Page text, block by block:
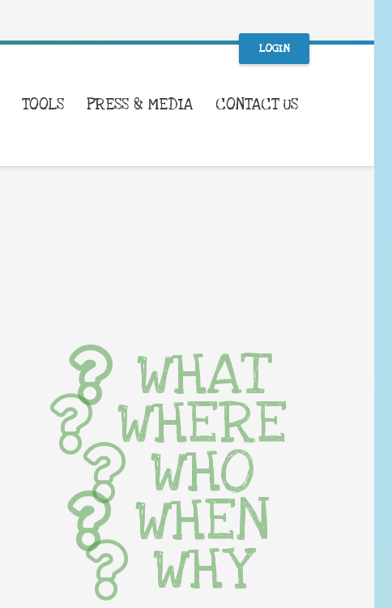
LOGIN
TOOLS PRESS & MEDIA CONTACT US
WHAT
WHERE
WHO
WHEN
WHY